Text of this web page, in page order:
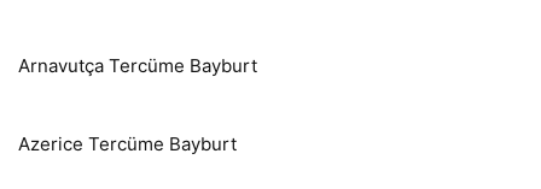
Arnavutça Tercüme Bayburt
Azerice Tercüme Bayburt